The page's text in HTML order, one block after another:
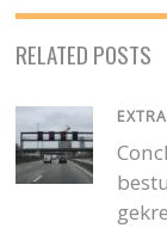
RELATED POSTS
EXTRA